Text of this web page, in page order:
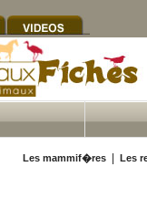
Les mammif�res| Les